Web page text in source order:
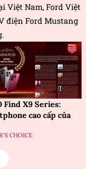
Việt Nam, Ford Việt
điện Ford Mustang
Find X9 Series:
cao cấp của
CHOICE